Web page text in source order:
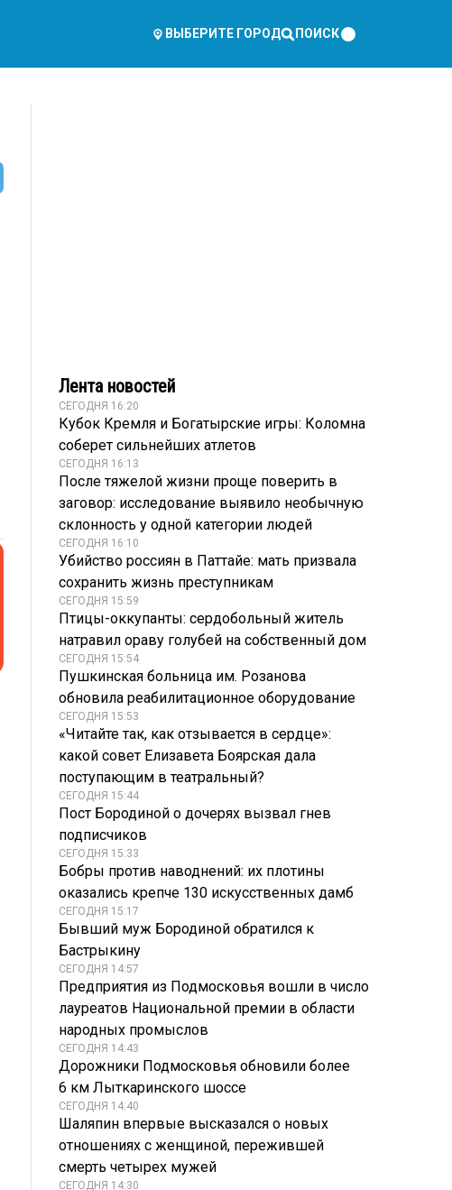
ВЫБЕРИТЕ ГОРОД ПОИСК
Лента новостей
СЕГОДНЯ 16:20
Кубок Кремля и Богатырские игры: Коломна
соберет сильнейших атлетов
СЕГОДНЯ 16:13
После тяжелой жизни проще поверить в
заговор: исследование выявило необычную
склонность у одной категории людей
СЕГОДНЯ 16:10
Убийство россиян в Паттайе: мать призвала
сохранить жизнь преступникам
СЕГОДНЯ 15:59
Птицы-оккупанты: сердобольный житель
натравил ораву голубей на собственный дом
СЕГОДНЯ 15:54
Пушкинская больница им. Розанова
обновила реабилитационное оборудование
СЕГОДНЯ 15:53
«Читайте так, как отзывается в сердце»:
какой совет Елизавета Боярская дала
поступающим в театральный?
СЕГОДНЯ 15:44
Пост Бородиной о дочерях вызвал гнев
подписчиков
СЕГОДНЯ 15:33
Бобры против наводнений: их плотины
оказались крепче 130 искусственных дамб
СЕГОДНЯ 15:17
Бывший муж Бородиной обратился к
Бастрыкину
СЕГОДНЯ 14:57
Предприятия из Подмосковья вошли в число
лауреатов Национальной премии в области
народных промыслов
СЕГОДНЯ 14:43
Дорожники Подмосковья обновили более
6 км Лыткаринского шоссе
СЕГОДНЯ 14:40
Шаляпин впервые высказался о новых
отношениях с женщиной, пережившей
смерть четырех мужей
СЕГОДНЯ 14:30